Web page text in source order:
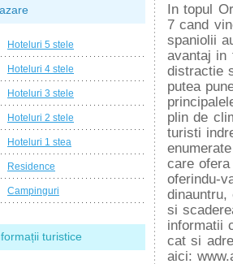
In topul
7 cand
spaniolii
avantaj in
distractie
putea
plin de
turisti
care
oferindu-
si
informatii
cat si
aici:
Hoteluri 5 stele
Hoteluri 4 stele
Hoteluri 3 stele
Hoteluri 2 stele
Hoteluri 1 stea
Residence
Campinguri
turistice